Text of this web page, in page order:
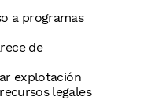
a programas
de
explotación
legales